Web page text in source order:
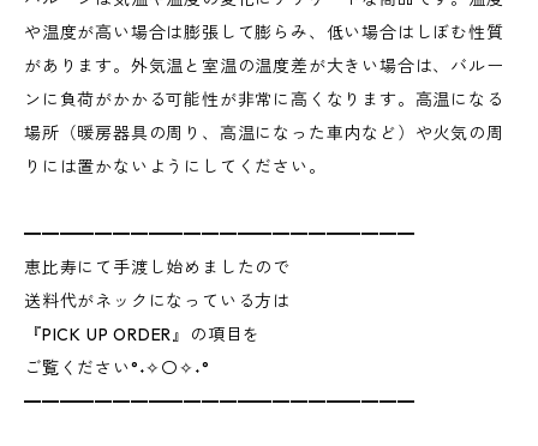
や温度が高い場合は膨張して膨らみ、低い場合はしぼむ性質
があります。外気温と室温の温度差が大きい場合は、バルー
ンに負荷がかかる可能性が非常に高くなります。高温になる
場所（暖房器具の周り、高温になった車内など）や火気の周
りには置かないようにしてください。
━━━━━━━━━━━━━━━━━━━━━━
恵比寿にて手渡し始めましたので
送料代がネックになっている方は
『PICK UP ORDER』の項目を
ご覧ください°˖✧〇✧˖°
━━━━━━━━━━━━━━━━━━━━━━